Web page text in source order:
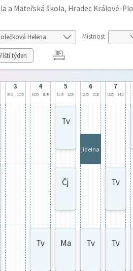
a Mateřská škola, Hradec Králové-
Místnost
týden
3
10:00 10:45
4
10:55 11:40
5
11:45 12:30
6
12:35 13:20
7
13:25 14:10
Tv
jídelna
Čj Tv
Tv Ma Tv Tv